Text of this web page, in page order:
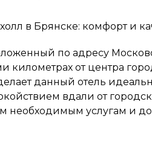
в Брянске: комфорт и
по адресу
километрах от центра
данный отель
вдали от
необходимым услугам и